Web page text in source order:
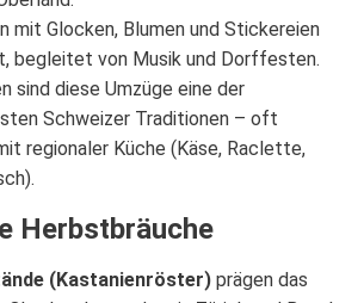
mit Glocken, Blumen und Stickereien
begleitet von Musik und Dorffesten.
sind diese Umzüge eine der
Schweizer Traditionen – oft
regionaler Küche (Käse, Raclette,
Herbstbräuche
(Kastanienröster) prägen das